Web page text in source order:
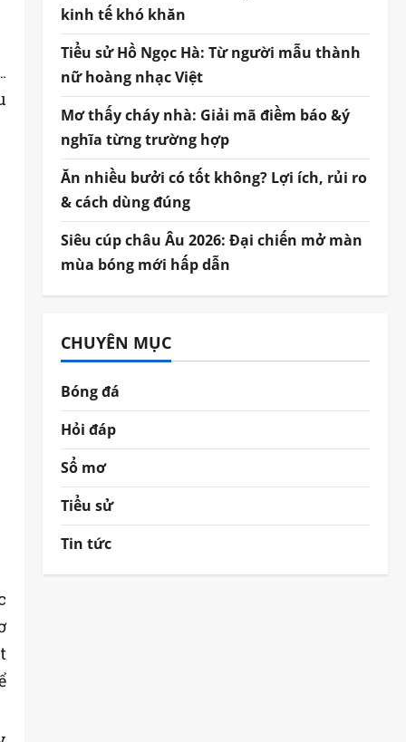
kinh tế khó khăn
Tiểu sử Hồ Ngọc Hà: Từ người mẫu thành
nữ hoàng nhạc Việt
Mơ thấy cháy nhà: Giải mã điềm báo &ý
nghĩa từng trường hợp
Ăn nhiều bưởi có tốt không? Lợi ích, rủi ro
& cách dùng đúng
Siêu cúp châu Âu 2026: Đại chiến mở màn
mùa bóng mới hấp dẫn
CHUYÊN MỤC
Bóng đá
Hỏi đáp
Sổ mơ
Tiểu sử
Tin tức